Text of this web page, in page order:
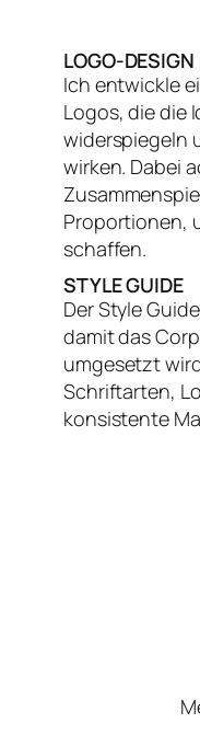
LOGO-DESIGN
Ich entwickle
Logos, die die
widerspiegeln
wirken. Dabei
Proportionen,
schaffen.
STYLE GUIDE
Der Style
damit das
umgesetzt
Schriftarten,
konsistente